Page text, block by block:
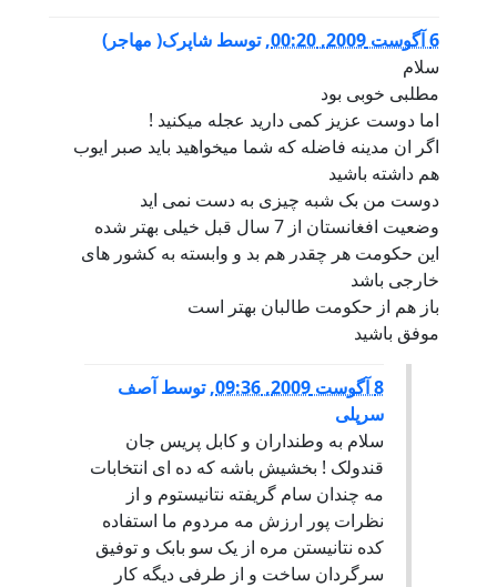
6 آگوست 2009, 00:20 ,توسط شاپرک( مهاجر)
سلام
مطلبی خوبی بود
اما دوست عزیز کمی دارید عجله میکنید !
اگر ان مدینه فاضله که شما میخواهید باید صبر ایوب
هم داشته باشید
دوست من بک شبه چیزی به دست نمی اید
وضعیت افغانستان از 7 سال قبل خیلی بهتر شده
این حکومت هر چقدر هم بد و وابسته به کشور های
خارجی باشد
باز هم از حکومت طالبان بهتر است
موفق باشید
8 آگوست 2009, 09:36 ,توسط آصف
سرپلی
سلام به وطنداران و کابل پریس جان
قندولک ! بخشیش باشه که ده ای انتخابات
مه چندان سام گریفته نتانیستوم و از
نظرات پور ارزش مه مردوم ما استفاده
کده نتانیستن مره از یک سو بابک و توفیق
سرگردان ساخت و از طرفی دیگه کار